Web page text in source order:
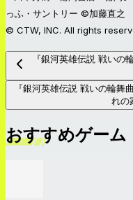
っふ・サントリー ©加藤直之
© CTW, INC. All rights
『銀河英雄伝説 戦いの
『銀河英雄伝説 戦いの輪舞
れの
おすすめゲーム